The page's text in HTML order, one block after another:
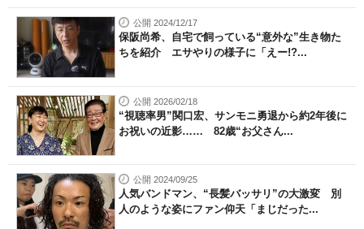
公開 2024/12/17
保阪尚希、自宅で飼っている“意外な”生き物た
ちを紹介 エサやりの様子に「えー!?...
公開 2026/02/18
“視聴率男”関口宏、サンモニ勇退から約2年後に
お祝いの近影…… 82歳“お父さん...
公開 2024/09/25
人気バンドマン、“長髪バッサリ”の大激変 別
人のような姿にファン仰天「まじだった...